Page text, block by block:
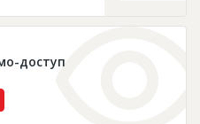
доступ